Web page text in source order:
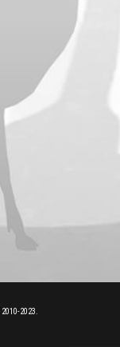
2010-2023.